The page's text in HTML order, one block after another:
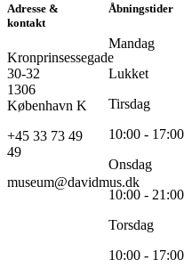
Adresse &
kontakt
Kronprinsessegade
30-32
1306
København K
+45 33 73 49
49
museum@davidmus.dk
Åbningstider
Mandag
Lukket
Tirsdag
10:00 - 17:00
Onsdag
10:00 - 21:00
Torsdag
10:00 - 17:00